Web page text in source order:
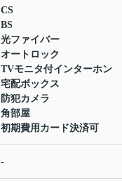
CS
BS
光ファイバー
オートロック
TVモニタ付インターホン
宅配ボックス
防犯カメラ
角部屋
初期費用カード決済可
-